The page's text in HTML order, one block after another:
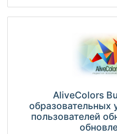
AliveColors
образовательных
пользователей